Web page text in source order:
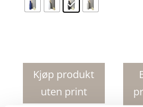
flaske
kobber
Kjøp produkt
uten print